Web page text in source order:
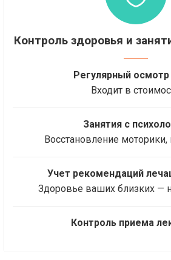
Контроль здоровья и
Регулярный осмотр
Входит в
Занятия с
Восстановление моторики,
Учет рекомендаций
Здоровье ваших близких —
Контроль приема